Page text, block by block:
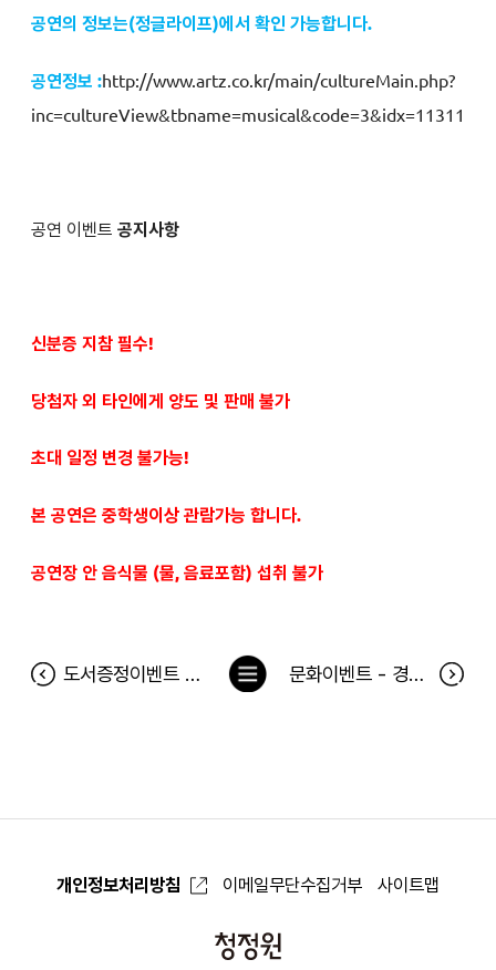
공연의 정보는(정글라이프)에서 확인 가능합니다.
공연정보 :http://www.artz.co.kr/main/cultureMain.php?
inc=cultureView&tbname=musical&code=3&idx=11311
공연 이벤트 공지사항
신분증 지참 필수!
당첨자 외 타인에게 양도 및 판매 불가
초대 일정 변경 불가능!
본 공연은 중학생이상 관람가능 합니다.
공연장 안 음식물 (물, 음료포함) 섭취 불가
도서증정이벤트 <새 차 사는 날> 당첨자 문화이벤트 - 경성스케이터 공연 당첨자
목
개인정보처리방침 이메일무단수집거부 사이트맵
청